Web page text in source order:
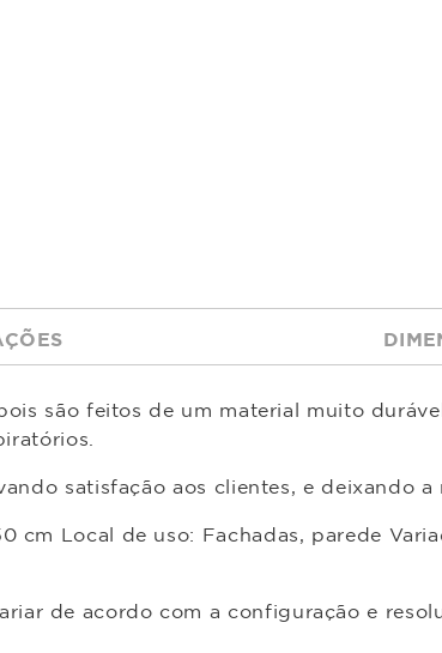
são feitos de um material muito
satisfação aos clientes, e deixando a
Local de uso: Fachadas, parede
de acordo com a configuração e